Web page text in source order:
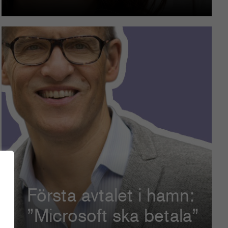
Första avtalet i hamn:
”Microsoft ska betala”